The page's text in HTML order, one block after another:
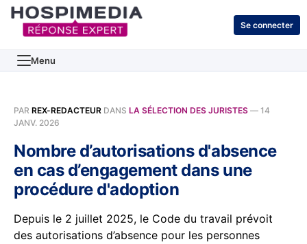
Se connecter
Menu
PAR REX-REDACTEUR DANS LA SÉLECTION DES JURISTES — 14
JANV. 2026
Nombre d’autorisations d'absence
en cas d’engagement dans une
procédure d'adoption
Depuis le 2 juillet 2025, le Code du travail prévoit
des autorisations d’absence pour les personnes